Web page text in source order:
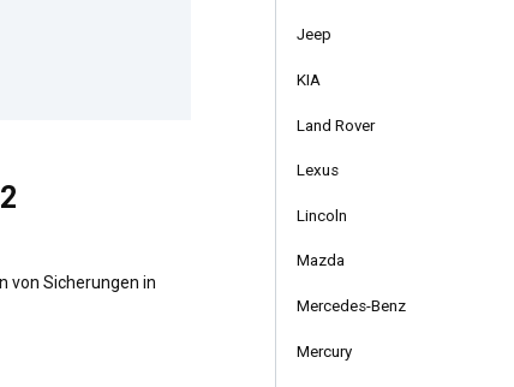
von Sicherungen in
Jeep
KIA
Land Rover
Lexus
Lincoln
Mazda
Mercedes-Benz
Mercury